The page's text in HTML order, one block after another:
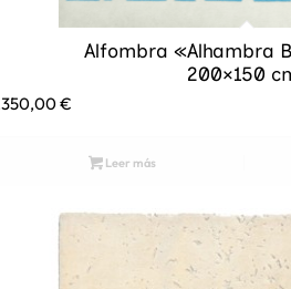
Alfombra «Alhambra
200×150
€
Leer más